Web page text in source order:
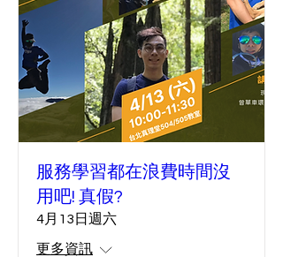
服務學習都在浪費時間沒
用吧! 真假?
4月13日週六
更多資訊